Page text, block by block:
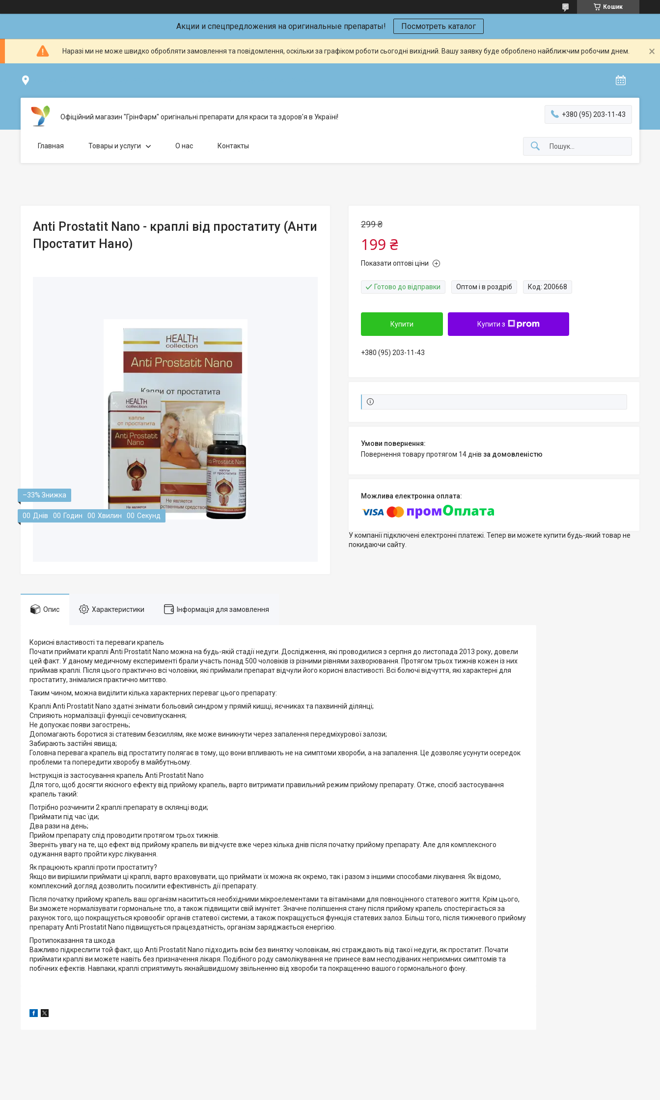
Кошик
Акции и спецпредложения на оригинальные препараты! Посмотреть каталог
Наразі ми не може швидко обробляти замовлення та повідомлення, оскільки за графіком роботи сьогодні вихідний. Вашу заявку буде оброблено найближчим робочим днем.
Офіційний магазин "ГрінФарм" оригінальні препарати для краси та здоров'я в Україні! +380 (95) 203-11-43
Главная Товары и услуги О нас Контакты
Anti Prostatit Nano - краплі від простатиту (Анти
Простатит Нано)
–33%
00 Днів 00 Годин 00 Хвилин 00 Секунд
299 ₴
199 ₴
Показати оптові ціни
Готово до відправки Оптом і в роздріб Код: 200668
Купити Купити з
+380 (95) 203-11-43
повернення товару протягом 14 днів за домовленістю
У компанії підключені електронні платежі. Тепер ви можете купити будь-який товар не
покидаючи сайту.
Опис Характеристики Інформація для замовлення
Корисні властивості та переваги крапель
Почати приймати краплі Anti Prostatit Nano можна на будь-якій стадії недуги. Дослідження, які проводилися з серпня до листопада 2013 року, довели
цей факт. У даному медичному експерименті брали участь понад 500 чоловіків із різними рівнями захворювання. Протягом трьох тижнів кожен із них
приймав краплі. Після цього практично всі чоловіки, які приймали препарат відчули його корисні властивості. Всі болючі відчуття, які характерні для
простатиту, знімалися практично миттєво.
Таким чином, можна виділити кілька характерних переваг цього препарату:
Краплі Anti Prostatit Nano здатні знімати больовий синдром у прямій кишці, яєчниках та пахвинній ділянці;
Сприяють нормалізації функції сечовипускання;
Не допускає появи загострень;
Допомагають боротися зі статевим безсиллям, яке може виникнути через запалення передміхурової залози;
Забирають застійні явища;
Головна перевага крапель від простатиту полягає в тому, що вони впливають не на симптоми хвороби, а на запалення. Це дозволяє усунути осередок
проблеми та попередити хворобу в майбутньому.
Інструкція із застосування крапель Anti Prostatit Nano
Для того, щоб досягти якісного ефекту від прийому крапель, варто витримати правильний режим прийому препарату. Отже, спосіб застосування
крапель такий:
Потрібно розчинити 2 краплі препарату в склянці води;
Приймати під час їди;
Два рази на день;
Прийом препарату слід проводити протягом трьох тижнів.
Зверніть увагу на те, що ефект від прийому крапель ви відчуєте вже через кілька днів після початку прийому препарату. Але для комплексного
одужання варто пройти курс лікування.
Як працюють краплі проти простатиту?
Якщо ви вирішили приймати ці краплі, варто враховувати, що приймати їх можна як окремо, так і разом з іншими способами лікування. Як відомо,
комплексний догляд дозволить посилити ефективність дії препарату.
Після початку прийому крапель ваш організм насититься необхідними мікроелементами та вітамінами для повноцінного статевого життя. Крім цього,
Ви зможете нормалізувати гормональне тло, а також підвищити свій імунітет. Значне поліпшення стану після прийому крапель спостерігається за
рахунок того, що покращується кровообіг органів статевої системи, а також покращується функція статевих залоз. Більш того, після тижневого прийому
препарату Anti Prostatit Nano підвищується працездатність, організм заряджається енергією.
Протипоказання та шкода
Важливо підкреслити той факт, що Anti Prostatit Nano підходить всім без винятку чоловікам, які страждають від такої недуги, як простатит. Почати
приймати краплі ви можете навіть без призначення лікаря. Подібного роду самолікування не принесе вам несподіваних неприємних симптомів та
побічних ефектів. Навпаки, краплі сприятимуть якнайшвидшому звільненню від хвороби та покращенню вашого гормонального фону.